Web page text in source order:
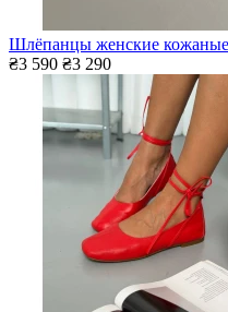
Шлёпанцы женские кожаные
₴3 590 ₴3 290